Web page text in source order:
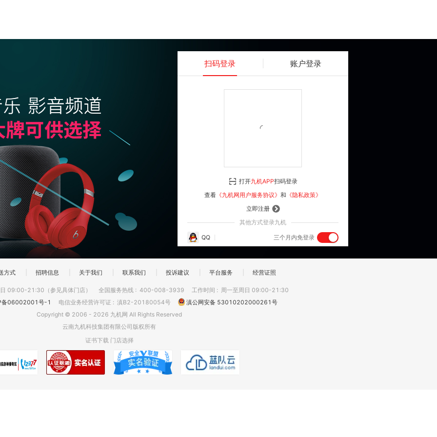
扫码登录 账户登录
登 录
立即注册
其他方式登录九机
QQ 三个月内免登录
打开九机APP扫码登录
查看 《九机网用户服务协议》 和 《隐私政策》
方式 招聘信息 关于我们 联系我们 投诉建议 平台服务 经营证照
09:00-21:30（参见具体门店） 全国服务热线 : 400-008-3939 工作时间 : 周一至周日 09:00-21:30
备06002001号-1
电信业务经营许可证 : 滇B2-20180054号
滇公网安备 53010202000261号
Copyright © 2006 - 2026 九机网 All Rights Reserved
云南九机科技集团有限公司版权所有
证书下载 门店选择